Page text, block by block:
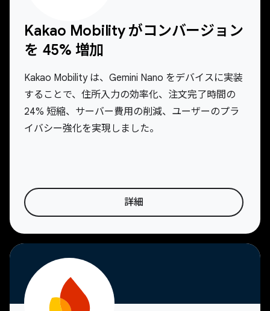
Kakao Mobility がコンバージョン
を 45% 増加
Kakao Mobility は、Gemini Nano をデバイスに実装
することで、住所入力の効率化、注文完了時間の
24% 短縮、サーバー費用の削減、ユーザーのプラ
イバシー強化を実現しました。
詳細